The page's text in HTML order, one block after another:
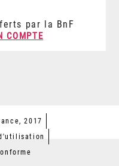
par la BnF
COMPTE
2017